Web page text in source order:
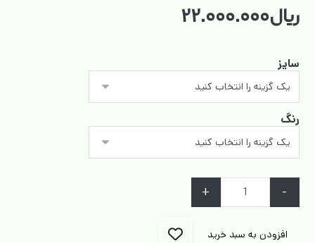
ریال۲۲.۰۰۰.۰۰۰
سایز
رنگ
-
+
افزودن به سبد خرید